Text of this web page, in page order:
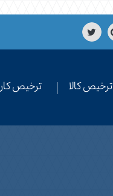
ترخیص کالا ترخیص کار